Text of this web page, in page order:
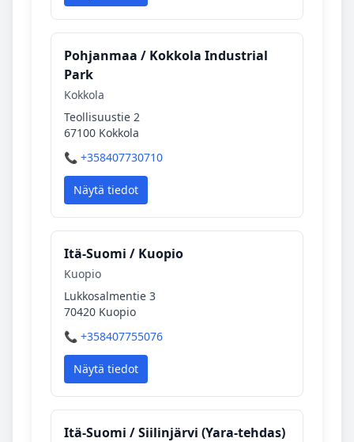
Pohjanmaa / Kokkola Industrial
Park
Kokkola
Teollisuustie 2
67100 Kokkola
📞 +358407730710
Näytä tiedot
Itä‑Suomi / Kuopio
Kuopio
Lukkosalmentie 3
70420 Kuopio
📞 +358407755076
Näytä tiedot
Itä‑Suomi / Siilinjärvi (Yara‑tehdas)